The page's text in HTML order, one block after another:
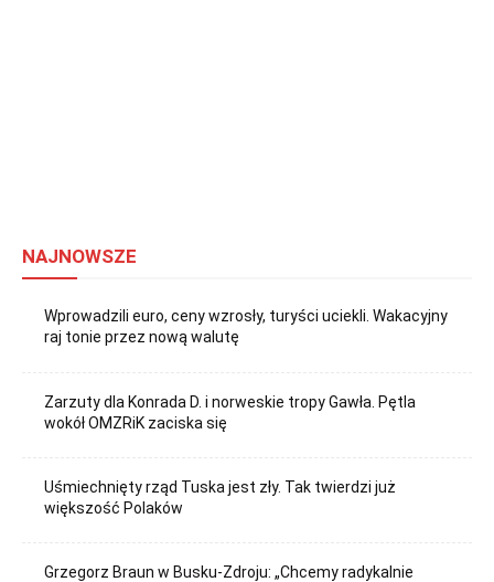
NAJNOWSZE
Wprowadzili euro, ceny wzrosły, turyści uciekli. Wakacyjny
raj tonie przez nową walutę
Zarzuty dla Konrada D. i norweskie tropy Gawła. Pętla
wokół OMZRiK zaciska się
Uśmiechnięty rząd Tuska jest zły. Tak twierdzi już
większość Polaków
Grzegorz Braun w Busku-Zdroju: „Chcemy radykalnie